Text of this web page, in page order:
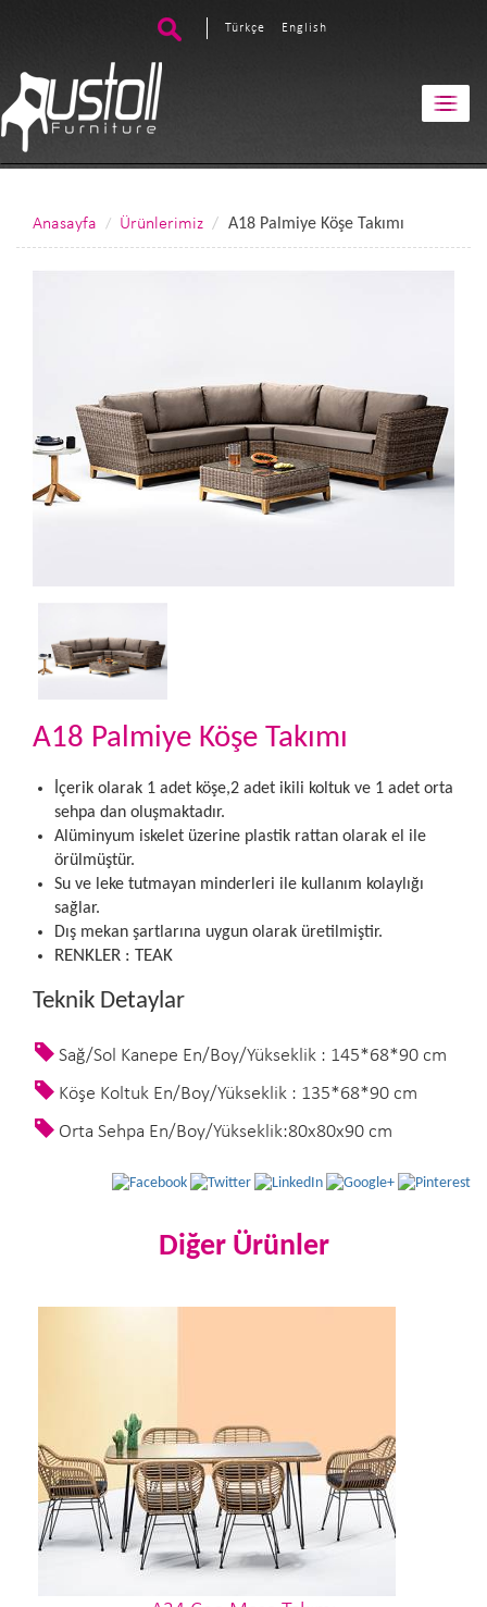
Türkçe English
Anasayfa Ürünlerimiz A18 Palmiye Köşe Takımı
A18 Palmiye Köşe Takımı
İçerik olarak 1 adet köşe,2 adet ikili koltuk ve 1 adet orta
sehpa dan oluşmaktadır.
Alüminyum iskelet üzerine plastik rattan olarak el ile
örülmüştür.
Su ve leke tutmayan minderleri ile kullanım kolaylığı
sağlar.
Dış mekan şartlarına uygun olarak üretilmiştir.
RENKLER : TEAK
Teknik Detaylar
Sağ/Sol Kanepe En/Boy/Yükseklik : 145*68*90 cm
Köşe Koltuk En/Boy/Yükseklik : 135*68*90 cm
Orta Sehpa En/Boy/Yükseklik:80x80x90 cm
Diğer Ürünler